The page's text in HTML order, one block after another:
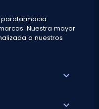
Nuestra mayor
a nuestros
expand_more
expand_more